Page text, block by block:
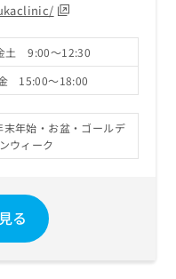
土 9:00～12:30
15:00～18:00
末年始・お盆・ゴールデ
ンウィーク
る